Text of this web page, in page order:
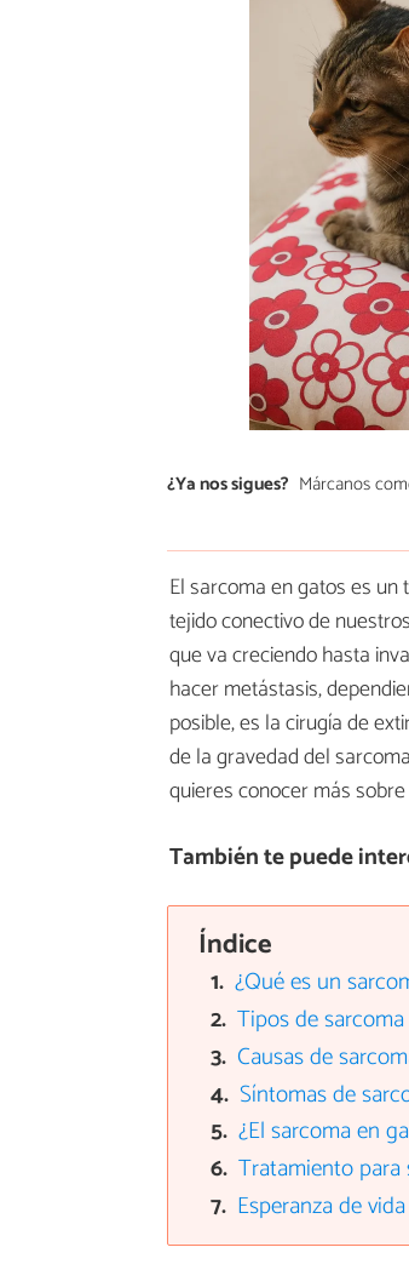
¿Ya nos sigues? Márcanos
El sarcoma en gatos es
tejido conectivo de
que va creciendo hasta
hacer metástasis,
posible, es la cirugía de
de la gravedad del
quieres conocer más
También te puede
Índice
¿Qué es un
Tipos de
Causas de
Síntomas de
¿El sarcoma en
Tratamiento
Esperanza de